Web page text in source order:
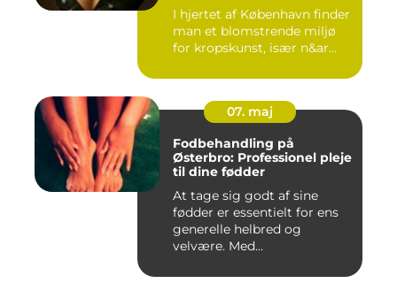
I hjertet af København finder
man et blomstrende miljø
for kropskunst, især n&ar...
07. maj
Fodbehandling på
Østerbro: Professionel pleje
til dine fødder
At tage sig godt af sine
fødder er essentielt for ens
generelle helbred og
velvære. Med...